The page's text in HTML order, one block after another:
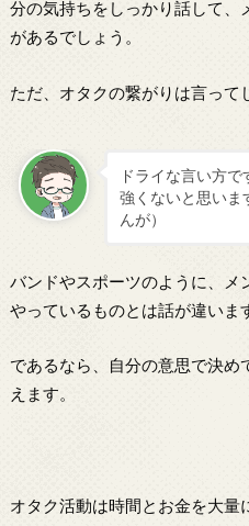
分の気持ちをしっかり話して、
があるでしょう。
ただ、オタクの繋がりは言って
ドライな言い方
強くないと思いま
んが）
バンドやスポーツのように、メ
やっているものとは話が違いま
であるなら、自分の意思で決
えます。
オタク活動は時間とお金を大量